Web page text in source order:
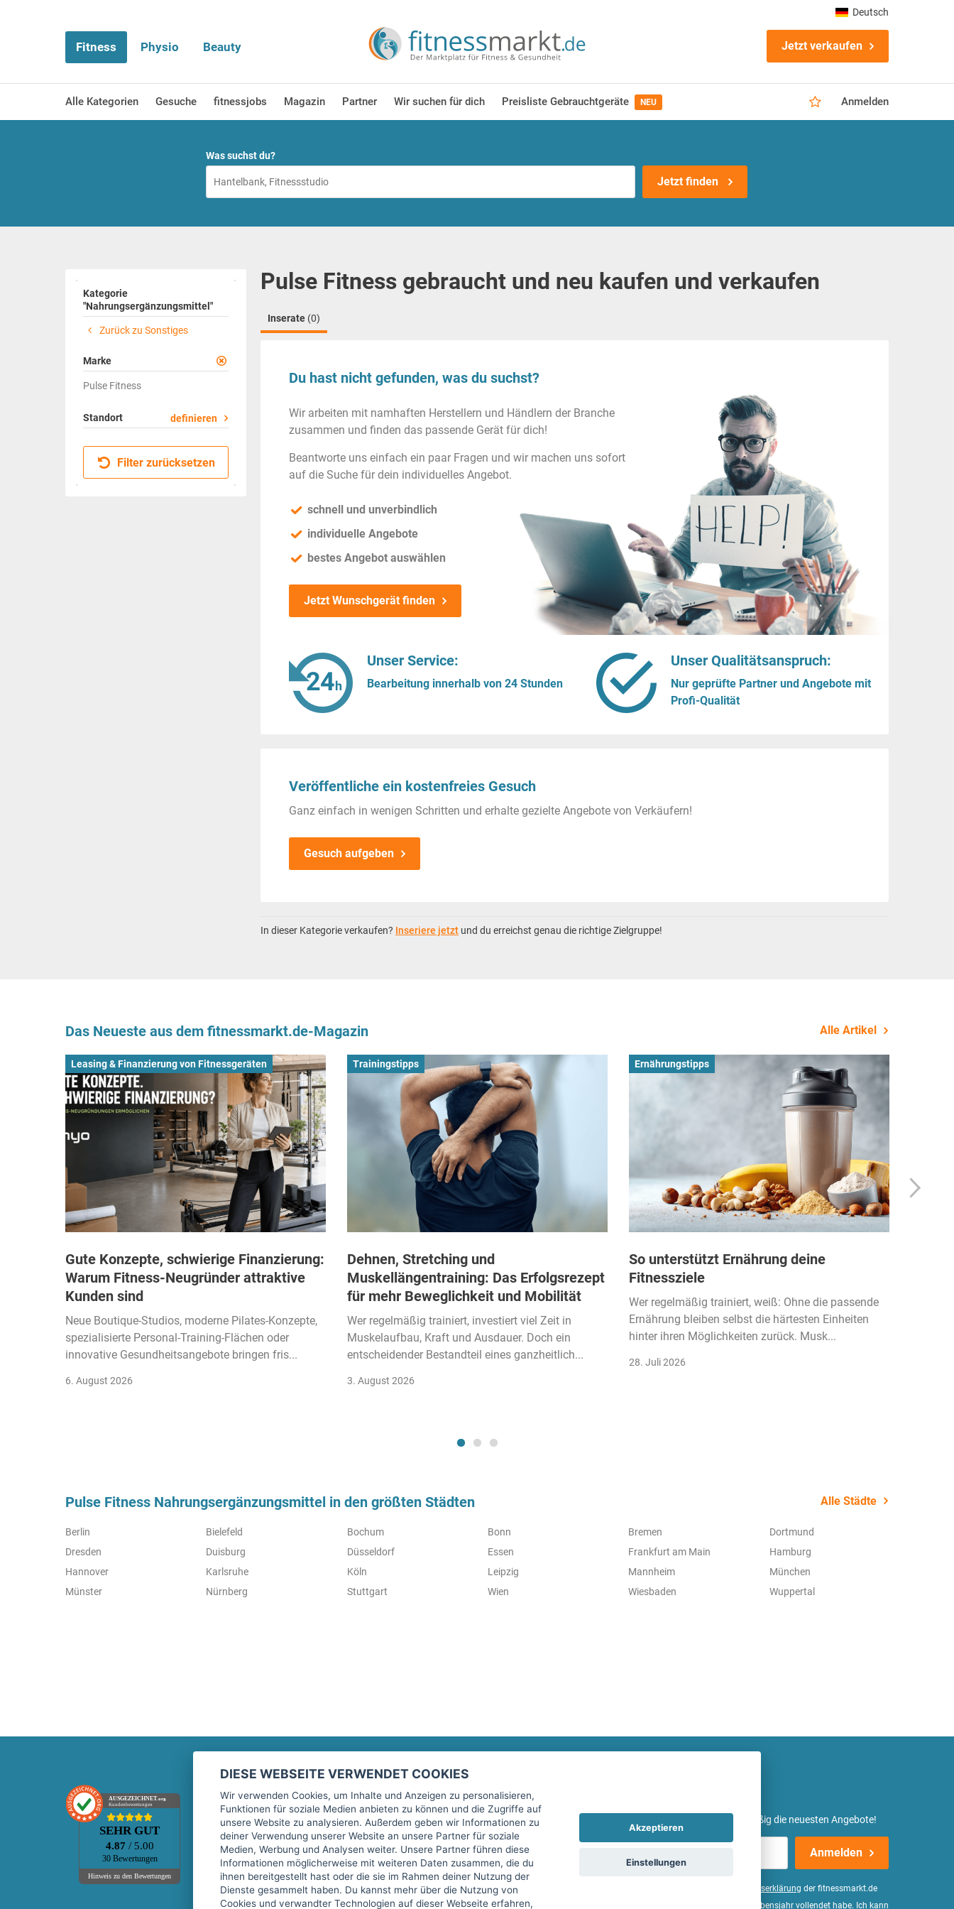
Fitness Physio Beauty Jetzt verkaufen
Alle Kategorien Gesuche fitnessjobs Magazin Partner Wir suchen für dich Preisliste Gebrauchtgeräte NEU Anmelden
Deutsch
Was suchst du?
Jetzt finden
Kategorie
"Nahrungsergänzungsmittel"
Zurück zu Sonstiges
Marke
Pulse Fitness
Standort definieren
Filter zurücksetzen
Pulse Fitness gebraucht und neu kaufen und verkaufen
Inserate (0)
Du hast nicht gefunden, was du suchst?
Wir arbeiten mit namhaften Herstellern und Händlern der Branche
zusammen und finden das passende Gerät für dich!
Beantworte uns einfach ein paar Fragen und wir machen uns sofort
auf die Suche für dein individuelles Angebot.
schnell und unverbindlich
individuelle Angebote
bestes Angebot auswählen
Jetzt Wunschgerät finden
Unser Service:
Bearbeitung innerhalb von 24 Stunden
Unser Qualitätsanspruch:
Nur geprüfte Partner und Angebote mit
Profi-Qualität
Veröffentliche ein kostenfreies Gesuch
Ganz einfach in wenigen Schritten und erhalte gezielte Angebote von Verkäufern!
Gesuch aufgeben
In dieser Kategorie verkaufen? Inseriere jetzt und du erreichst genau die richtige Zielgruppe!
Das Neueste aus dem fitnessmarkt.de-Magazin Alle Artikel
Leasing & Finanzierung von Fitnessgeräten
Gute Konzepte, schwierige Finanzierung:
Warum Fitness-Neugründer attraktive
Kunden sind
Neue Boutique-Studios, moderne Pilates-Konzepte,
spezialisierte Personal-Training-Flächen oder
innovative Gesundheitsangebote bringen fris...
6. August 2026
Trainingstipps
Dehnen, Stretching und
Muskellängentraining: Das Erfolgsrezept
für mehr Beweglichkeit und Mobilität
Wer regelmäßig trainiert, investiert viel Zeit in
Muskelaufbau, Kraft und Ausdauer. Doch ein
entscheidender Bestandteil eines ganzheitlich...
3. August 2026
Ernährungstipps
So unterstützt Ernährung deine
Fitnessziele
Wer regelmäßig trainiert, weiß: Ohne die passende
Ernährung bleiben selbst die härtesten Einheiten
hinter ihren Möglichkeiten zurück. Musk...
28. Juli 2026
Pulse Fitness Nahrungsergänzungsmittel in den größten Städten Alle Städte
Berlin Bielefeld Bochum Bonn Bremen
Dortmund
Dresden
Duisburg Düsseldorf Essen Frankfurt am Main
Hamburg
Hannover
Karlsruhe Köln Leipzig Mannheim
München
Münster
Nürnberg Stuttgart Wien Wiesbaden Wuppertal
AUSGEZEICHNET.org
Kundenbewertungen
SEHR GUT
4.87 / 5.00
30 Bewertungen
Hinweis zu den Bewertungen
Marktplatz
Kontakt
Preise Marktplatz
FAQ Marktplatz
Über uns
Werbebuchungen
Rechtliches
Impressum
AGB
Datenschutz
Sicherheit
Top-Inserat kündigen
fitnessmarkt.de Newsletter
Trage dich hier für unseren Newsletter ein und erhalte regelmäßig die neuesten Angebote!
Anmelden
Ich stimme der Verarbeitung meiner Daten, wie in der Einwilligungserklärung der fitnessmarkt.de
services GmbH beschrieben, zu und bestätige, dass ich das 16. Lebensjahr vollendet habe. Ich kann
DIESE WEBSEITE VERWENDET COOKIES
Wir verwenden Cookies, um Inhalte und Anzeigen zu personalisieren,
Funktionen für soziale Medien anbieten zu können und die Zugriffe auf
unsere Website zu analysieren. Außerdem geben wir Informationen zu
deiner Verwendung unserer Website an unsere Partner für soziale
Medien, Werbung und Analysen weiter. Unsere Partner führen diese
Informationen möglicherweise mit weiteren Daten zusammen, die du
ihnen bereitgestellt hast oder die sie im Rahmen deiner Nutzung der
Dienste gesammelt haben. Du kannst mehr über die Nutzung von
Cookies und verwandter Technologien auf dieser Webseite erfahren,
Akzeptieren
Einstellungen